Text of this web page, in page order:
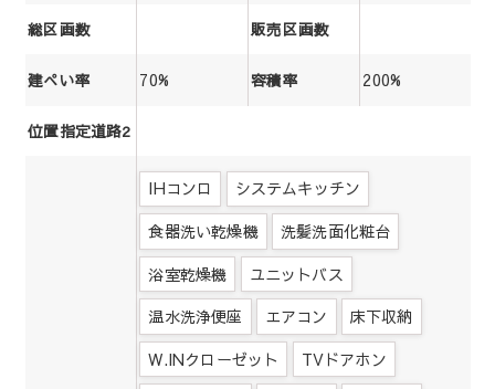
総区画数 販売区画数
建ぺい率 70% 容積率 200%
位置指定道路2
IHコンロ
システムキッチン
食器洗い乾燥機
洗髪洗面化粧台
浴室乾燥機
ユニットバス
温水洗浄便座
エアコン
床下収納
W.INクローゼット
TVドアホン